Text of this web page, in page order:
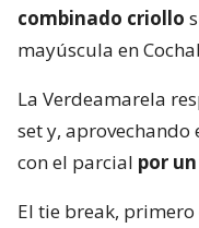
combinado criollo
mayúscula en
La Verdeamarela
set y, aprovechando
con el parcial por
El tie break,